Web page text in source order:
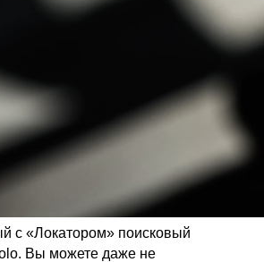
с «Локатором» поисковый
Вы можете даже не